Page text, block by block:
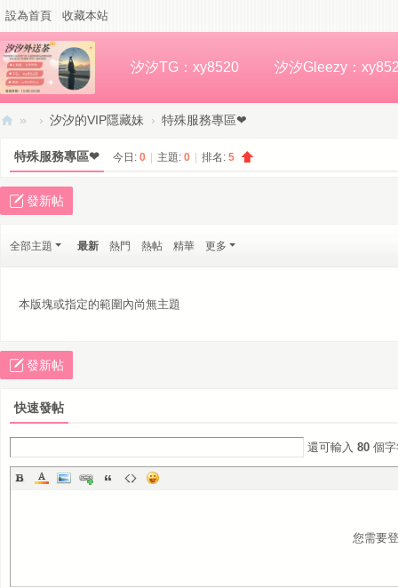
設為首頁 收藏本站
汐汐TG：xy8520 汐汐Gleezy：
汐
高
外
» › 汐汐的VIP隱藏妹 › 特殊服務專區❤
特殊服務專區❤ 今日: 0 主題: 0 排名: 5
發新帖
全部主題 最新 熱門 熱帖 精華 更多
本版塊或指定的範圍內尚無主題
發新帖
快速發帖
還可輸入 80 個
您需要